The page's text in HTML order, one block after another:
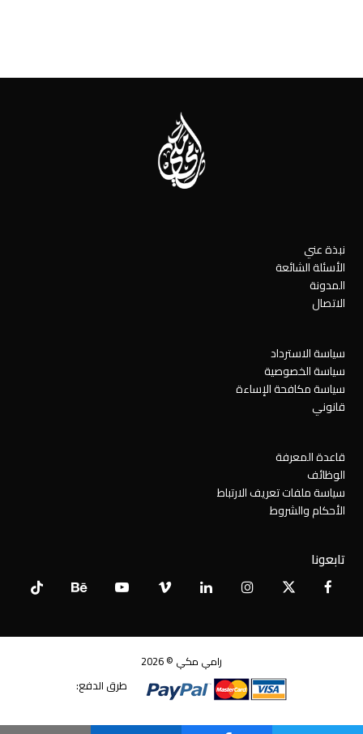
نبذة عني
الأسئلة الشائعة
المدونة
الاتصال
سياسة الاسترداد
سياسة الخصوصية
سياسة مكافحة الإساءة
قانوني
قاعدة المعرفة
الوظائف
سياسة ملفات تعريف الارتباط
الأحكام والشروط
تابعونا
Facebook
X
Instagram
LinkedIn
Vimeo
YouTube
Behance
Tiktok
رامي مكي © 2026
طرق الدفع: